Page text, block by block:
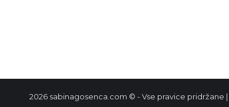
2026 sabinagosenca.com © - Vse pravice pridržane |